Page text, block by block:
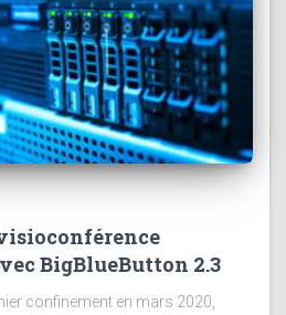
BigBlueButton 2.3
confinement en mars 2020,